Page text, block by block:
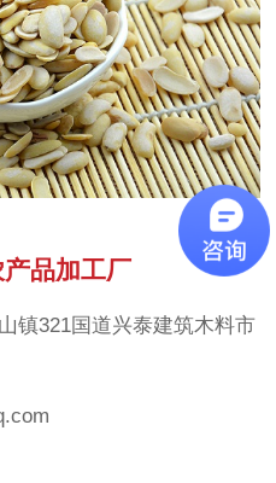
品加工厂
镇321国道兴泰建筑木料市